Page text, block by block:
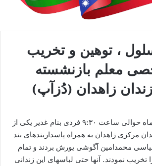
، توهین و تخریب
معلم بازنشسته
زاهدان (دُزآپ)
روز سه شنبه ۱۱ آذرماه حوالی ساعت ۹:۳۰ فردی بنام غدیر یکی از
مرکزی زاهدان به همراه پاسداربندهای بند
محمدامین آگوشی یورش بردند و تمام
نمودند. آنها حتی لباسهای این زندانی